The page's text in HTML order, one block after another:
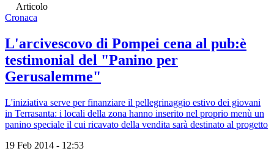
Articolo
Cronaca
L'arcivescovo di Pompei cena al pub:è
testimonial del "Panino per
Gerusalemme"
L'iniziativa serve per finanziare il pellegrinaggio estivo dei giovani
in Terrasanta: i locali della zona hanno inserito nel proprio menù un
panino speciale il cui ricavato della vendita sarà destinato al progetto
19 Feb 2014 - 12:53